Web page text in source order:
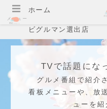
ホーム
ビグルマン選出店
TVで話題にな
グルメ番組で紹介
看板メニューや、放
ューを紹
メニュー